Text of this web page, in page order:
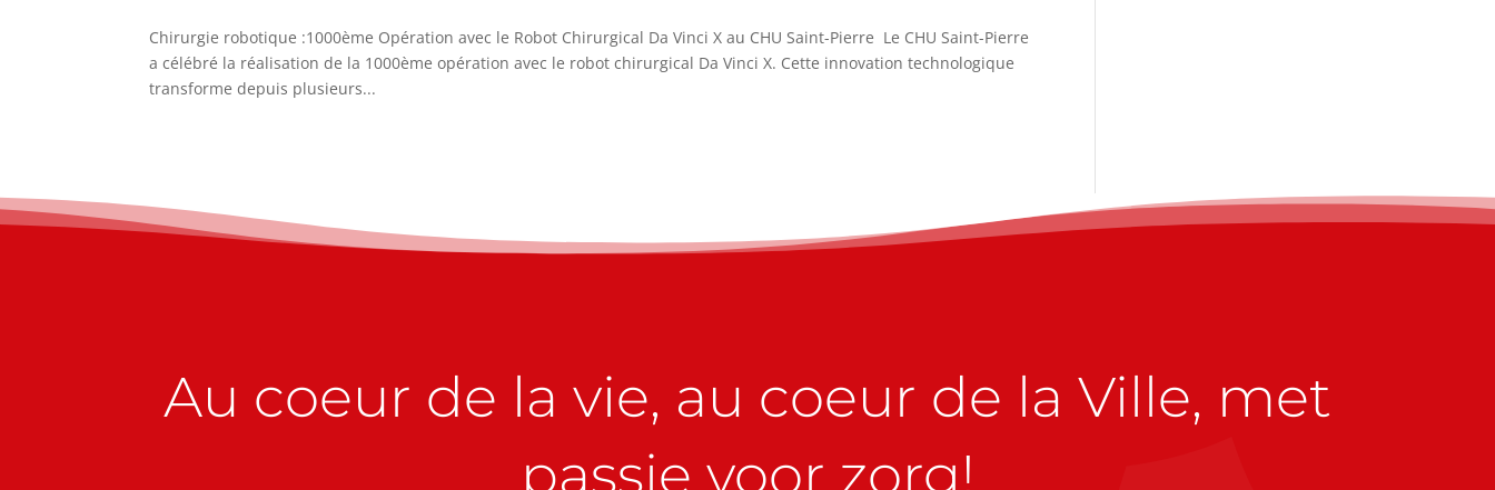
Chirurgie robotique :1000ème Opération avec le Robot Chirurgical Da Vinci X au CHU Saint-Pierre Le CHU Saint-Pierre
a célébré la réalisation de la 1000ème opération avec le robot chirurgical Da Vinci X. Cette innovation technologique
transforme depuis plusieurs...
Au coeur de la vie, au coeur de la Ville, met
passie voor zorg!